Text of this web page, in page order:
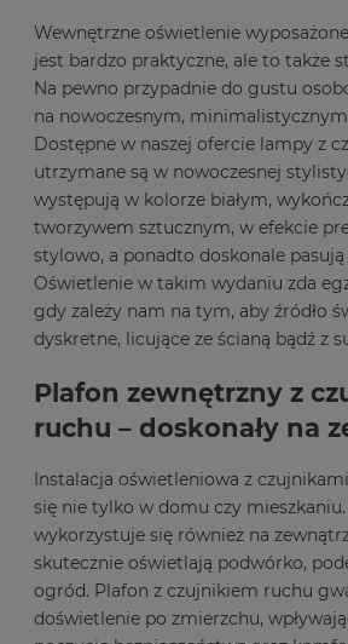
Wewnętrzne oświetlenie
jest bardzo praktyczne, ale to także
Na pewno przypadnie do gustu
na nowoczesnym,
Dostępne w naszej ofercie lampy z
utrzymane są w nowoczesnej
występują w kolorze białym,
tworzywem sztucznym, w efekcie
stylowo, a ponadto doskonale
Oświetlenie w takim wydaniu zda
gdy zależy nam na tym, aby źródło
dyskretne, licujące ze ścianą bądź z
Plafon zewnętrzny z
ruchu – doskonały na
Instalacja oświetleniowa z
się nie tylko w domu czy
wykorzystuje się również na
skutecznie oświetlają podwórko,
ogród. Plafon z czujnikiem ruchu
doświetlenie po zmierzchu,